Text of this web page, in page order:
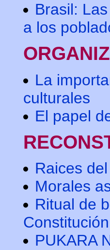
Brasil:
a los
La
culturales
El papel
Raices
Morales
Ritual de
Constitución
PUKARA